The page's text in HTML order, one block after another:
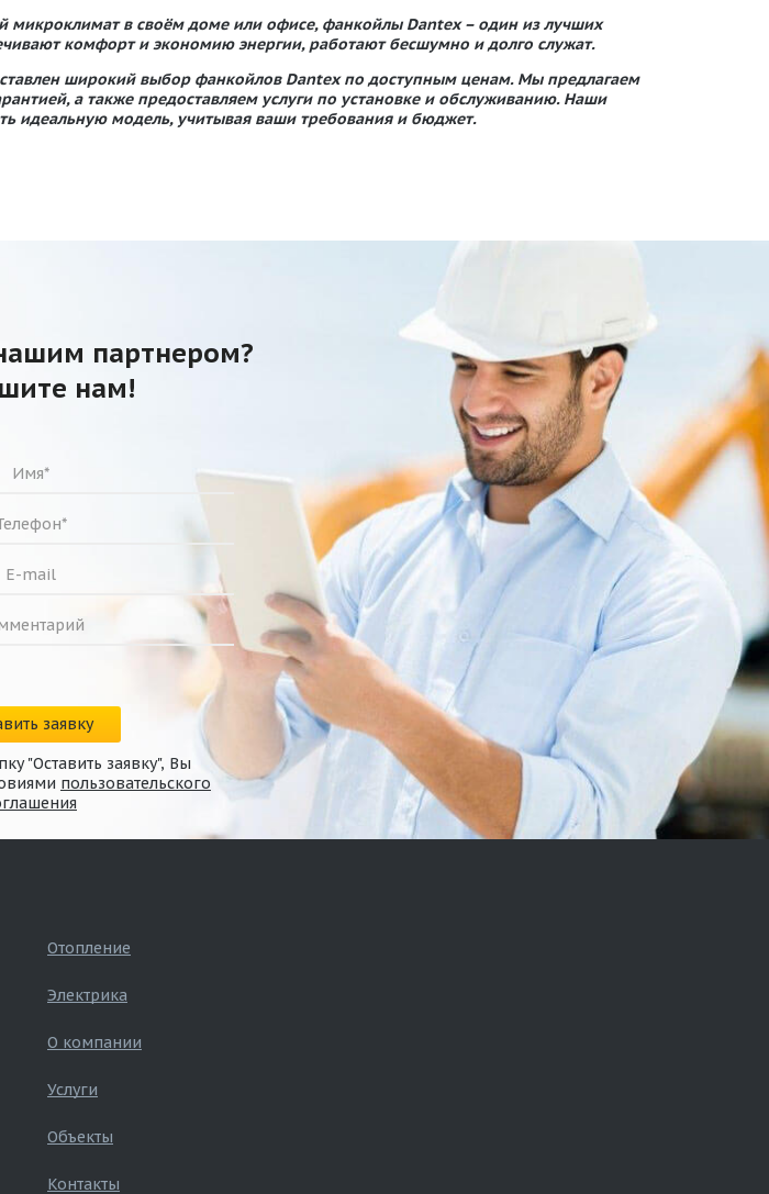
микроклимат в своём доме или офисе, фанкойлы Dantex – один из лучших
комфорт и экономию энергии, работают бесшумно и долго служат.
широкий выбор фанкойлов Dantex по доступным ценам. Мы предлагаем
а также предоставляем услуги по установке и обслуживанию. Наши
идеальную модель, учитывая ваши требования и бюджет.
партнером?
нам!
заявку
"Оставить заявку", Вы
пользовательского
Отопление
Электрика
О компании
Услуги
Объекты
Контакты